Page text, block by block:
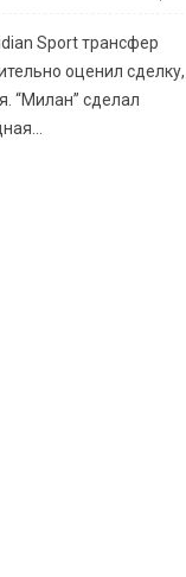
Sport трансфер
оценил сделку,
“Милан” сделал